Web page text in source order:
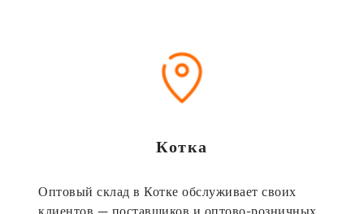
Котка
Оптовый склад в Котке обслуживает своих
клиентов — поставщиков и оптово-розничных